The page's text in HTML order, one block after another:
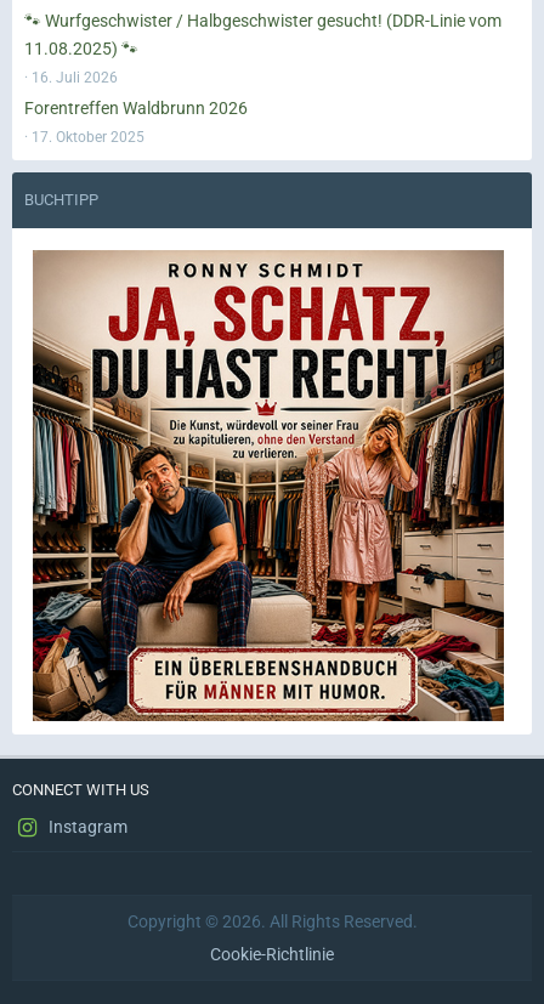
🐾 Wurfgeschwister / Halbgeschwister gesucht! (DDR-Linie vom
11.08.2025) 🐾
16. Juli 2026
Forentreffen Waldbrunn 2026
17. Oktober 2025
BUCHTIPP
CONNECT WITH US
Instagram
Copyright © 2026. All Rights Reserved.
Cookie-Richtlinie